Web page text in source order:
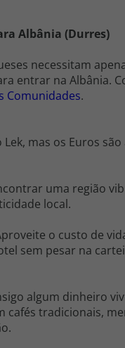
Albânia (Durres)
necessitam
entrar na Albânia.
Comunidades.
Lek, mas os Euros
uma região
local.
o custo de
sem pesar na
algum dinheiro
cafés tradicionais,